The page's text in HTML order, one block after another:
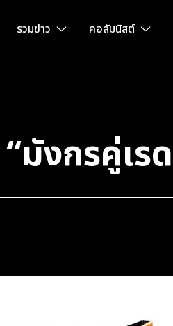
รวมข่าว คอลัมนิสต์
มังกรคู่เ